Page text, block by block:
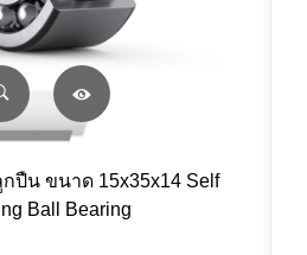
ปืน ขนาด 15x35x14 Self
Ball Bearing